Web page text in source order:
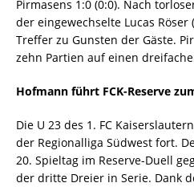
Pirmasens 1:0 (0:0). Nach
der eingewechselte Lucas
Treffer zu Gunsten der Gäste.
zehn Partien auf einen
Hofmann führt FCK-Reserve
Die U 23 des 1. FC
der Regionalliga Südwest fort.
20. Spieltag im Reserve-Duell
der dritte Dreier in Serie. Dank